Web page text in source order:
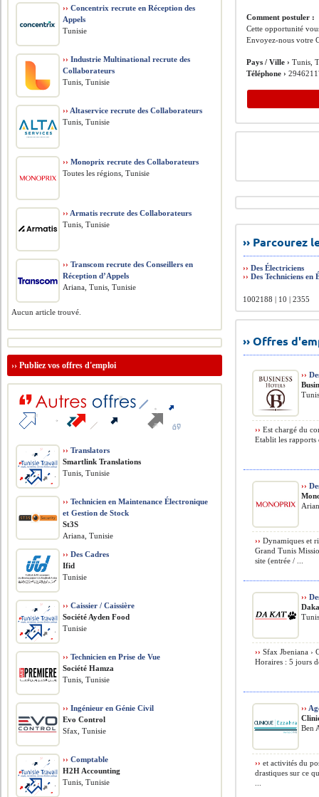
Comment postuler :
Cette opportunité
Envoyez-nous votre
Pays / Ville › Tunis,
Téléphone ›
››
››Des Électriciens
››Des Techniciens en
1002188 | 10 | 2355
›› Offres
››
›› Est chargé du
Etablit les
››
›› Dynamiques et
Grand Tunis
site (entrée / ...
››
›› Sfax Jbeniana ›
Horaires : 5 jours
››
Ben
›› et activités du
drastiques sur ce
›› Concentrix recrute en Réception des
Appels
Tunisie
›› Industrie Multinational recrute des
Collaborateurs
Tunis, Tunisie
›› Altaservice recrute des Collaborateurs
Tunis, Tunisie
›› Monoprix recrute des Collaborateurs
Toutes les régions, Tunisie
›› Armatis recrute des Collaborateurs
Tunis, Tunisie
›› Transcom recrute des Conseillers en
Réception d’Appels
Ariana, Tunis, Tunisie
Aucun article trouvé.
››Publiez vos offres d'emploi
›› Translators
Smartlink Translations
Tunis, Tunisie
›› Technicien en Maintenance Électronique
et Gestion de Stock
St3S
Ariana, Tunisie
›› Des Cadres
Ifid
Tunisie
›› Caissier / Caissière
Société Ayden Food
Tunisie
›› Technicien en Prise de Vue
Société Hamza
Tunis, Tunisie
›› Ingénieur en Génie Civil
Evo Control
Sfax, Tunisie
›› Comptable
H2H Accounting
Tunis, Tunisie